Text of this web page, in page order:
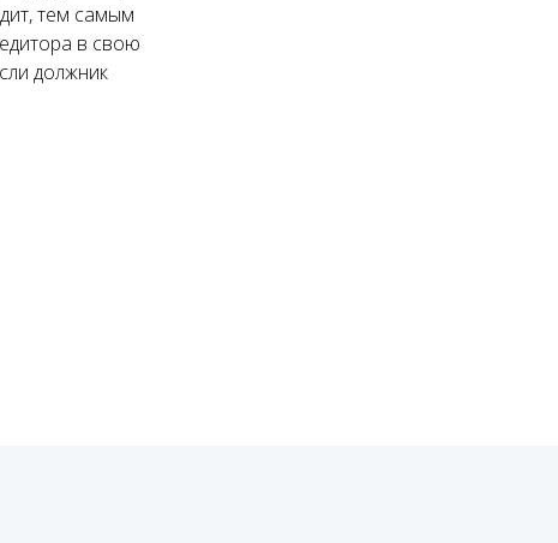
тем самым
в свою
должник